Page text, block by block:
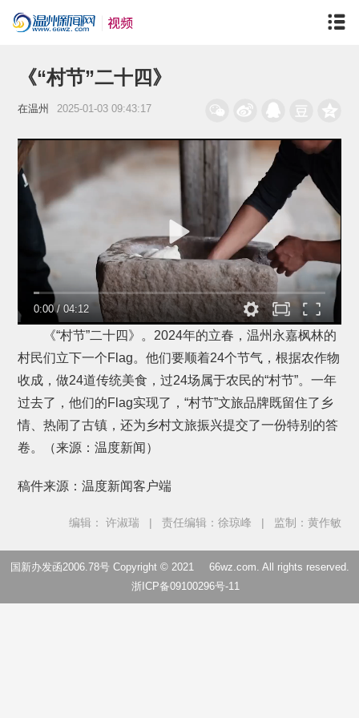
《“村节”二十四》
在温州 2025-01-03 09:43:17
0:00/04:12
《“村节”二十四》。2024年的立春，温州永嘉枫林的
村民们立下一个Flag。他们要顺着24个节气，根据农作物
收成，做24道传统美食，过24场属于农民的“村节”。一年
过去了，他们的Flag实现了，“村节”文旅品牌既留住了乡
情、热闹了古镇，还为乡村文旅振兴提交了一份特别的答
卷。（来源：温度新闻）
稿件来源：温度新闻客户端
编辑： 许淑瑞 责任编辑：徐琼峰 监制：黄作敏
国新办发函2006.78号 Copyright © 2021 66wz.com. All rights reserved.
浙ICP备09100296号-11